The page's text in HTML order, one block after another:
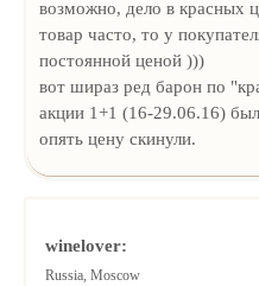
возможно, дело в красных
товар часто, то у
постоянной ценой )))
вот шираз ред барон по
акции 1+1 (16-29.06.16)
опять цену скинули.
winelover:
Russia, Moscow